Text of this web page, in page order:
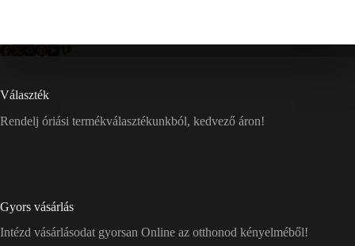
Választék
Rendelj óriási termékválasztékunkból, kedvező áron!
Gyors vásárlás
Intézd vásárlásodat gyorsan Online az otthonod kényelméből!